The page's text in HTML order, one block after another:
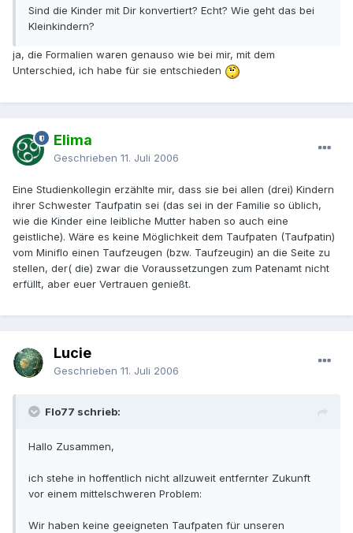
Sind die Kinder mit Dir konvertiert? Echt? Wie geht das bei
Kleinkindern?
ja, die Formalien waren genauso wie bei mir, mit dem
Unterschied, ich habe für sie entschieden
Elima
Geschrieben 11. Juli 2006
Eine Studienkollegin erzählte mir, dass sie bei allen (drei) Kindern
ihrer Schwester Taufpatin sei (das sei in der Familie so üblich,
wie die Kinder eine leibliche Mutter haben so auch eine
geistliche). Wäre es keine Möglichkeit dem Taufpaten (Taufpatin)
vom Miniflo einen Taufzeugen (bzw. Taufzeugin) an die Seite zu
stellen, der( die) zwar die Voraussetzungen zum Patenamt nicht
erfüllt, aber euer Vertrauen genießt.
Lucie
Geschrieben 11. Juli 2006
Flo77 schrieb:
Hallo Zusammen,
ich stehe in hoffentlich nicht allzuweit entfernter Zukunft
vor einem mittelschweren Problem:
Wir haben keine geeigneten Taufpaten für unseren